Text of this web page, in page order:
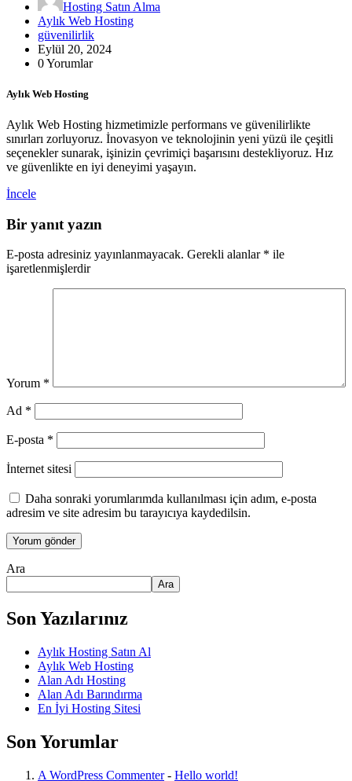
Hosting Satın Alma
Aylık Web Hosting
güvenilirlik
Eylül 20, 2024
0 Yorumlar
Aylık Web Hosting
Aylık Web Hosting hizmetimizle performans ve güvenilirlikte
sınırları zorluyoruz. İnovasyon ve teknolojinin yeni yüzü ile çeşitli
seçenekler sunarak, işinizin çevrimiçi başarısını destekliyoruz. Hız
ve güvenlikte en iyi deneyimi yaşayın.
İncele
Bir yanıt yazın
E-posta adresiniz yayınlanmayacak. Gerekli alanlar * ile
işaretlenmişlerdir
Yorum *
Ad *
E-posta *
İnternet sitesi
Daha sonraki yorumlarımda kullanılması için adım, e-posta
adresim ve site adresim bu tarayıcıya kaydedilsin.
Ara
Ara
Son Yazılarınız
Aylık Hosting Satın Al
Aylık Web Hosting
Alan Adı Hosting
Alan Adı Barındırma
En İyi Hosting Sitesi
Son Yorumlar
A WordPress Commenter- Hello world!